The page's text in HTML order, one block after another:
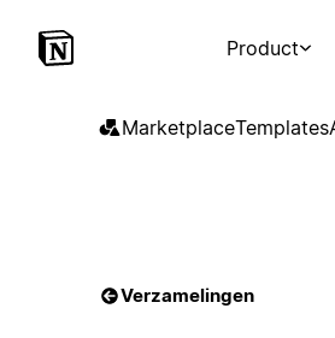
Product
MarketplaceTemplates
Verzamelingen